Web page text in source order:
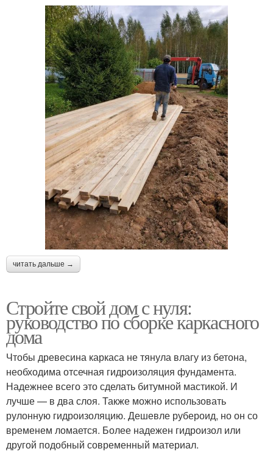
читать дальше →
Стройте свой дом с нуля:
руководство по сборке каркасного
дома
Чтобы древесина каркаса не тянула влагу из бетона,
необходима отсечная гидроизоляция фундамента.
Надежнее всего это сделать битумной мастикой. И
лучше — в два слоя. Также можно использовать
рулонную гидроизоляцию. Дешевле рубероид, но он со
временем ломается. Более надежен гидроизол или
другой подобный современный материал.